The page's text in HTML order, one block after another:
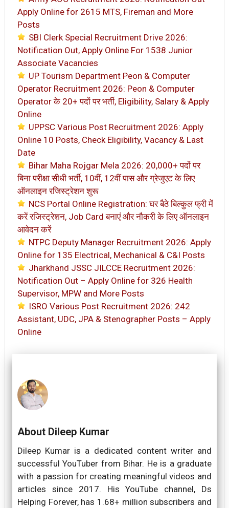
Apply Online for 2615 MTS, Fireman and More
Posts
SBI Clerk Special Recruitment Drive 2026:
Notification Out, Apply Online For 1538 Junior
Associate Vacancies
UP Tourism Department Peon & Computer
Operator Recruitment 2026: Peon & Computer
Operator के 20+ पदों पर भर्ती, Eligibility, Salary & Apply
Online
UPPSC Various Post Recruitment 2026: Apply
Online 10 Posts, Check Eligibility, Vacancy & Last
Date
Bihar Maha Rojgar Mela 2026: 20,000+ पदों पर
बिना परीक्षा सीधी भर्ती, 10वीं, 12वीं पास और ग्रेजुएट के लिए
ऑनलाइन रजिस्ट्रेशन शुरू
NCS Portal Online Registration: घर बैठे बिल्कुल फ्री में
करें रजिस्ट्रेशन, Job Card बनाएं और नौकरी के लिए ऑनलाइन
आवेदन करें
NTPC Deputy Manager Recruitment 2026: Apply
Online for 135 Electrical, Mechanical & C&I Posts
Jharkhand JSSC JILCCE Recruitment 2026:
Notification Out – Apply Online for 326 Health
Supervisor, MPW and More Posts
ISRO Various Post Recruitment 2026: 242
Assistant, UDC, JPA & Stenographer Posts – Apply
Online
About Dileep Kumar
Dileep Kumar is a dedicated content writer and
successful YouTuber from Bihar. He is a graduate
with a passion for creating meaningful videos and
articles since 2017. His YouTube channel, Ds
Helping Forever, has 1.68+ million subscribers and